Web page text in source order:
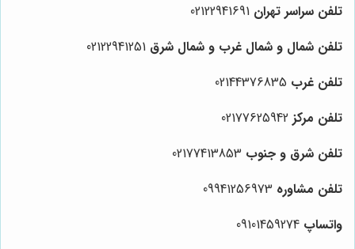
تلفن سراسر تهران
تلفن شمال و شمال غرب و شمال شرق
تلفن غرب
تلفن مرکز
تلفن شرق و جنوب
تلفن مشاوره
واتساپ